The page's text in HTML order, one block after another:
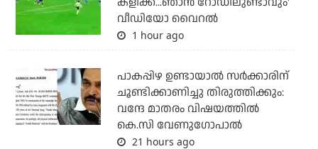
വീഡിയോ വൈറല്‍
1 hour ago
പാകപ്പിഴ ഉണ്ടായാല്‍ സര്‍ക്കാരിന്
ചൂണ്ടിക്കാണിച്ചു തിരുത്തിക്കും:
വന്ദേ മാതരം വിഷയത്തില്‍
കെ.സി വേണുഗോപാല്‍
21 hours ago